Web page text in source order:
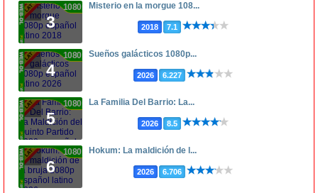
3
1080p Misterio en la morgue 108...
2018 7.1
4
1080p Sueños galácticos 1080p...
2026 6.227
5
1080p La Familia Del Barrio: La...
2026 8.5
6
1080p Hokum: La maldición de l...
2026 6.706